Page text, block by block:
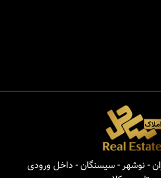
- نوشهر - سیسنگان - داخل ورودی